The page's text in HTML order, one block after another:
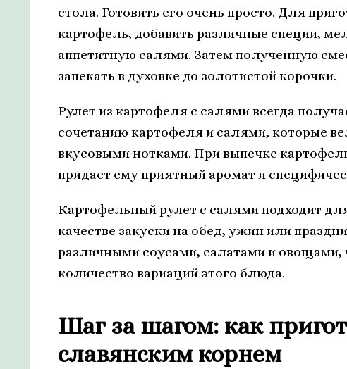
стола. Готовить его очень просто. Для
картофель, добавить различные специи,
аппетитную салями. Затем полученную
запекать в духовке до золотистой корочки.
Рулет из картофеля с салями всегда
сочетанию картофеля и салями, которые
вкусовыми нотками. При выпечке
придает ему приятный аромат и
Картофельный рулет с салями подходит
качестве закуски на обед, ужин или
различными соусами, салатами и овощами,
количество вариаций этого блюда.
Шаг за шагом: как
славянским корнем